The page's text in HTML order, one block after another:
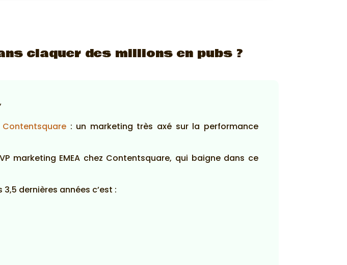
claquer des millions en pubs ?
Contentsquare : un marketing très axé sur la performance
marketing EMEA chez Contentsquare, qui baigne dans ce
dernières années c’est :